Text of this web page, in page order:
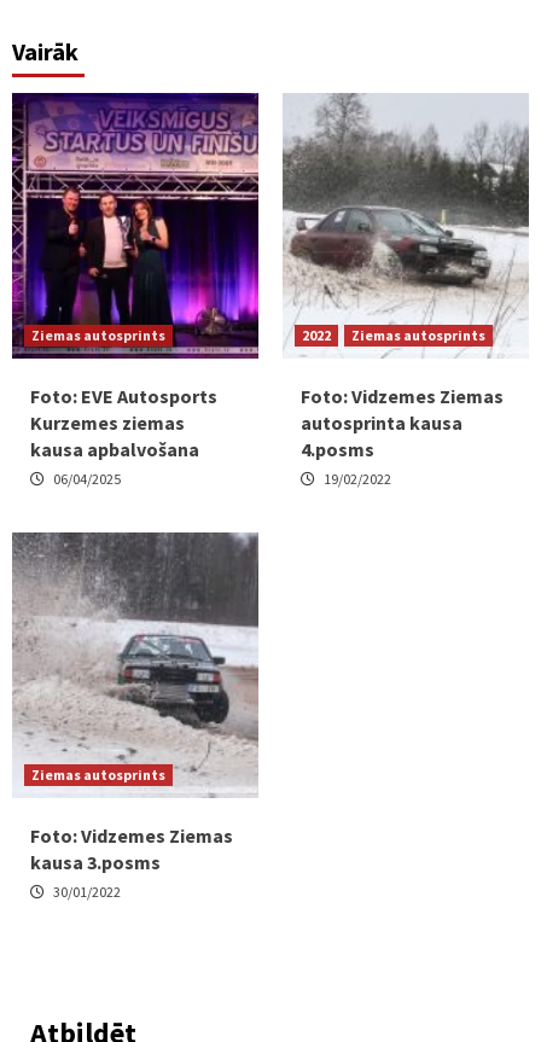
Vairāk
Ziemas autosprints
Foto: EVE Autosports
Kurzemes ziemas
kausa apbalvošana
06/04/2025
2022 Ziemas autosprints
Foto: Vidzemes Ziemas
autosprinta kausa
4.posms
19/02/2022
Ziemas autosprints
Foto: Vidzemes Ziemas
kausa 3.posms
30/01/2022
Atbildēt